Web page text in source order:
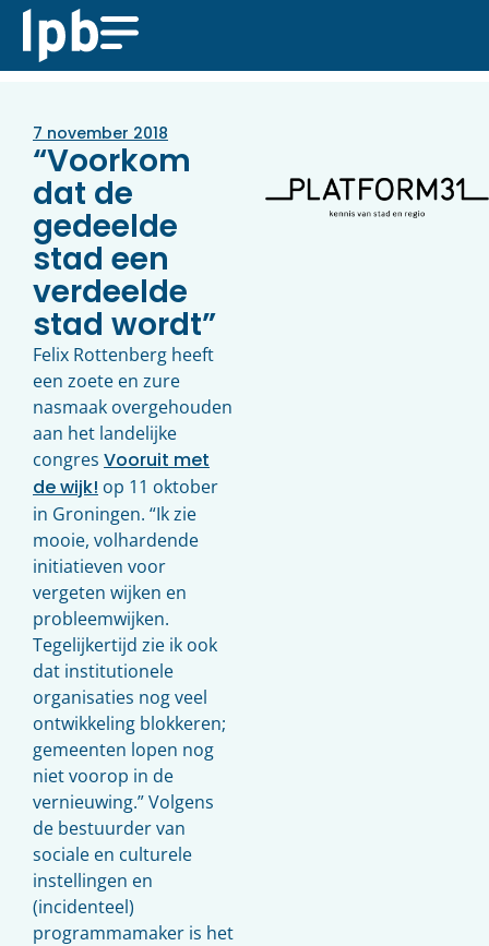
7 november 2018
“Voorkom
dat de
gedeelde
stad een
verdeelde
stad wordt”
Felix Rottenberg heeft
een zoete en zure
nasmaak overgehouden
aan het landelijke
congres Vooruit met
de wijk! op 11 oktober
in Groningen. “Ik zie
mooie, volhardende
initiatieven voor
vergeten wijken en
probleemwijken.
Tegelijkertijd zie ik ook
dat institutionele
organisaties nog veel
ontwikkeling blokkeren;
gemeenten lopen nog
niet voorop in de
vernieuwing.” Volgens
de bestuurder van
sociale en culturele
instellingen en
(incidenteel)
programmamaker is het